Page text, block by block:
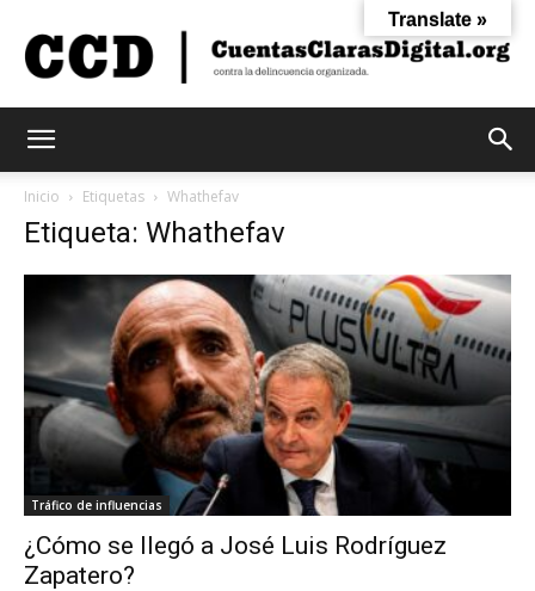
Digital
Inicio Etiquetas Whathefav
Etiqueta: Whathefav
Tráfico de influencias
¿Cómo se llegó a José Luis Rodríguez
Zapatero?
Translate »